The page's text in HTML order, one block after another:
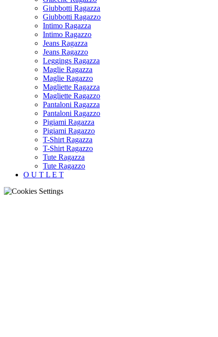
Giubbotti Ragazza
Giubbotti Ragazzo
Intimo Ragazza
Intimo Ragazzo
Jeans Ragazza
Jeans Ragazzo
Leggings Ragazza
Maglie Ragazza
Maglie Ragazzo
Magliette Ragazza
Magliette Ragazzo
Pantaloni Ragazza
Pantaloni Ragazzo
Pigiami Ragazza
Pigiami Ragazzo
T-Shirt Ragazza
T-Shirt Ragazzo
Tute Ragazza
Tute Ragazzo
O U T L E T